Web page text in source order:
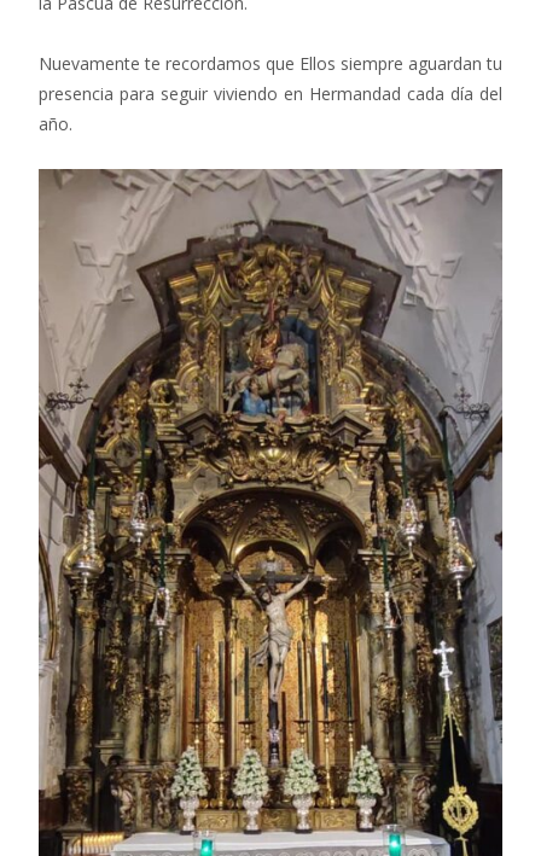
Nuevamente te recordamos que Ellos siempre aguardan tu
presencia para seguir viviendo en Hermandad cada día del
año.